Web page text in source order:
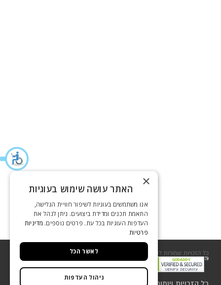
כל הזכויות שמורות לשסטוביץ 2018
× האתר עושה שימוש בעוגיות
אנו משתמשים בעוגיות לשיפור חוויית הגלישה,
התאמת תכנים ומדידת ביצועים. ניתן לנהל את
העדפות העוגיות בכל עת. פרטים נוספים. מדיניות
פרטיות
לאשר הכל
ניהול העדפות